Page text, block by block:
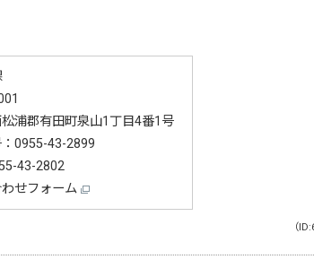
浦郡有田町泉山1丁目4番1号
0955-43-2899
43-2802
せフォーム
（